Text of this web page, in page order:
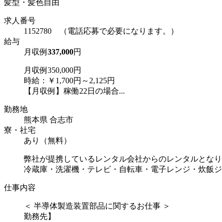
髪型・髪色自由
求人番号
1152780 （電話応募で必要になります。）
給与
月収例 337,000円
月収例350,000円
時給：￥1,700円～2,125円
【月収例】稼働22日の場合...
勤務地
熊本県 合志市
寮・社宅
あり（無料）
弊社が提携しているレンタル会社からのレンタルとなり
冷蔵庫・洗濯機・テレビ・自転車・電子レンジ・炊飯ジ
仕事内容
＜ 半導体製造装置部品に関するお仕事 ＞
勤務先】